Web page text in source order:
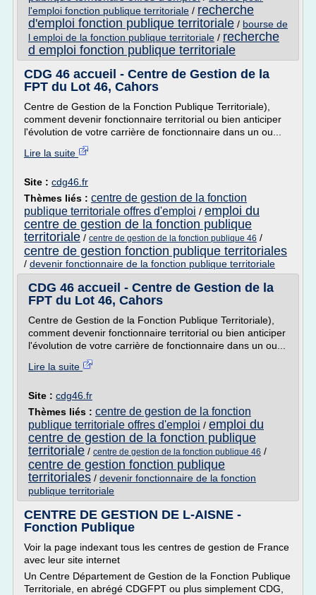
l'emploi fonction publique territoriale / recherche
d'emploi fonction publique territoriale / bourse de
l emploi de la fonction publique territoriale / recherche
d emploi fonction publique territoriale
CDG 46 accueil - Centre de Gestion de la
FPT du Lot 46, Cahors
Centre de Gestion de la Fonction Publique Territoriale),
comment devenir fonctionnaire territorial ou bien anticiper
l'évolution de votre carrière de fonctionnaire dans un ou...
Lire la suite
Site : cdg46.fr
Thèmes liés : centre de gestion de la fonction
publique territoriale offres d'emploi / emploi du
centre de gestion de la fonction publique
territoriale / centre de gestion de la fonction publique 46 /
centre de gestion fonction publique territoriales
/ devenir fonctionnaire de la fonction publique territoriale
CDG 46 accueil - Centre de Gestion de la
FPT du Lot 46, Cahors
Centre de Gestion de la Fonction Publique Territoriale),
comment devenir fonctionnaire territorial ou bien anticiper
l'évolution de votre carrière de fonctionnaire dans un ou...
Lire la suite
Site : cdg46.fr
Thèmes liés : centre de gestion de la fonction
publique territoriale offres d'emploi / emploi du
centre de gestion de la fonction publique
territoriale / centre de gestion de la fonction publique 46 /
centre de gestion fonction publique
territoriales / devenir fonctionnaire de la fonction
publique territoriale
CENTRE DE GESTION DE L-AISNE -
Fonction Publique
Voir la page indexant tous les centres de gestion de France
avec leur site internet
Un Centre Département de Gestion de la Fonction Publique
Territoriale, en abrégé CDGFPT ou plus simplement CDG,